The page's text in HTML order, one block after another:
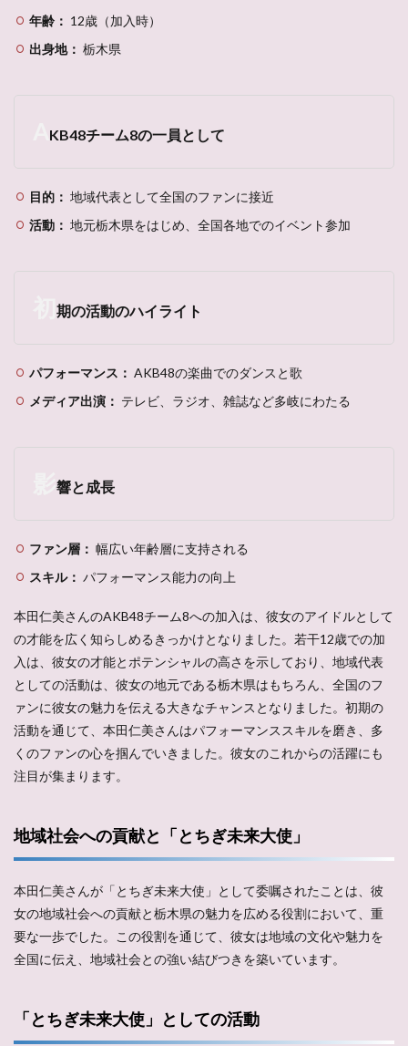
年齢： 12歳（加入時）
出身地： 栃木県
KB48チーム8の一員として
目的： 地域代表として全国のファンに接近
活動： 地元栃木県をはじめ、全国各地でのイベント参加
期の活動のハイライト
パフォーマンス： AKB48の楽曲でのダンスと歌
メディア出演： テレビ、ラジオ、雑誌など多岐にわたる
影響と成長
ファン層： 幅広い年齢層に支持される
スキル： パフォーマンス能力の向上
本田仁美さんのAKB48チーム8への加入は、彼女のアイドルとして
の才能を広く知らしめるきっかけとなりました。若干12歳での加
入は、彼女の才能とポテンシャルの高さを示しており、地域代表
としての活動は、彼女の地元である栃木県はもちろん、全国のフ
ァンに彼女の魅力を伝える大きなチャンスとなりました。初期の
活動を通じて、本田仁美さんはパフォーマンススキルを磨き、多
くのファンの心を掴んでいきました。彼女のこれからの活躍にも
注目が集まります。
地域社会への貢献と「とちぎ未来大使」
本田仁美さんが「とちぎ未来大使」として委嘱されたことは、彼
女の地域社会への貢献と栃木県の魅力を広める役割において、重
要な一歩でした。この役割を通じて、彼女は地域の文化や魅力を
全国に伝え、地域社会との強い結びつきを築いています。
「とちぎ未来大使」としての活動